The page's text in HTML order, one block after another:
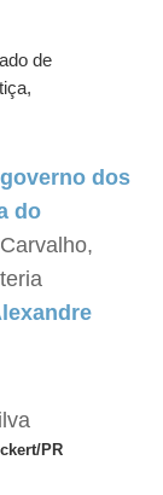
de
governo dos
do
PR